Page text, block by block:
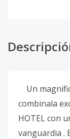
Un
combinala
HOTEL con
vanguardia .